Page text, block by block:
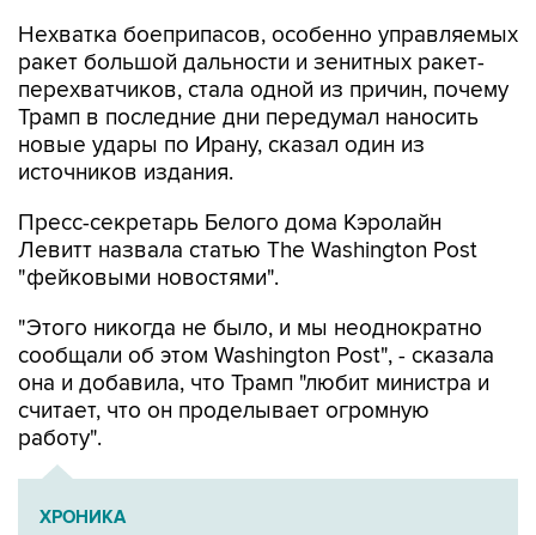
Нехватка боеприпасов, особенно управляемых
ракет большой дальности и зенитных ракет-
перехватчиков, стала одной из причин, почему
Трамп в последние дни передумал наносить
новые удары по Ирану, сказал один из
источников издания.
Пресс-секретарь Белого дома Кэролайн
Левитт назвала статью The Washington Post
"фейковыми новостями".
"Этого никогда не было, и мы неоднократно
сообщали об этом Washington Post", - сказала
она и добавила, что Трамп "любит министра и
считает, что он проделывает огромную
работу".
ХРОНИКА